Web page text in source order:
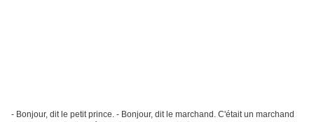
- Bonjour, dit le petit prince. - Bonjour, dit le marchand. C'était un marchand